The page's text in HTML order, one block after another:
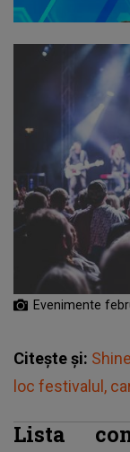
Evenimente
Citește și:
loc festivalul,
Lista